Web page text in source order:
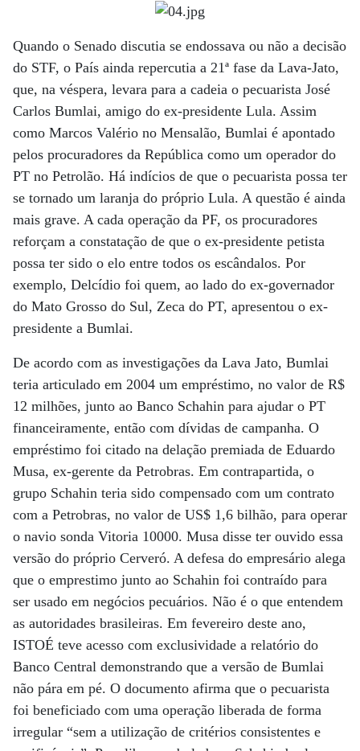
Quando o Senado discutia se endossava ou não a decisão
do STF, o País ainda repercutia a 21ª fase da Lava-Jato,
que, na véspera, levara para a cadeia o pecuarista José
Carlos Bumlai, amigo do ex-presidente Lula. Assim
como Marcos Valério no Mensalão, Bumlai é apontado
pelos procuradores da República como um operador do
PT no Petrolão. Há indícios de que o pecuarista possa ter
se tornado um laranja do próprio Lula. A questão é ainda
mais grave. A cada operação da PF, os procuradores
reforçam a constatação de que o ex-presidente petista
possa ter sido o elo entre todos os escândalos. Por
exemplo, Delcídio foi quem, ao lado do ex-governador
do Mato Grosso do Sul, Zeca do PT, apresentou o ex-
presidente a Bumlai.
De acordo com as investigações da Lava Jato, Bumlai
teria articulado em 2004 um empréstimo, no valor de R$
12 milhões, junto ao Banco Schahin para ajudar o PT
financeiramente, então com dívidas de campanha. O
empréstimo foi citado na delação premiada de Eduardo
Musa, ex-gerente da Petrobras. Em contrapartida, o
grupo Schahin teria sido compensado com um contrato
com a Petrobras, no valor de US$ 1,6 bilhão, para operar
o navio sonda Vitoria 10000. Musa disse ter ouvido essa
versão do próprio Cerveró. A defesa do empresário alega
que o emprestimo junto ao Schahin foi contraído para
ser usado em negócios pecuários. Não é o que entendem
as autoridades brasileiras. Em fevereiro deste ano,
ISTOÉ teve acesso com exclusividade a relatório do
Banco Central demonstrando que a versão de Bumlai
não pára em pé. O documento afirma que o pecuarista
foi beneficiado com uma operação liberada de forma
irregular “sem a utilização de critérios consistentes e